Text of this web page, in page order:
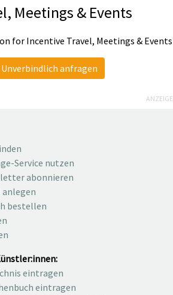
Meetings & Events
for Incentive Travel, Meetings & Events
Unverbindlich anfragen
ANZEIGE
Service nutzen
abonnieren
bestellen
eintragen
eintragen